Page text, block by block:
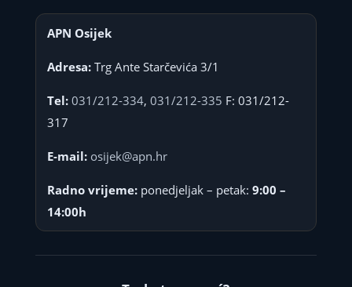
APN Osijek
Adresa:Trg Ante Starčevića 3/1
Tel: 031/212-334, 031/212-335 F: 031/212-
317
E-mail: osijek@apn.hr
Radno vrijeme:ponedjeljak – petak: 9:00 –
14:00h